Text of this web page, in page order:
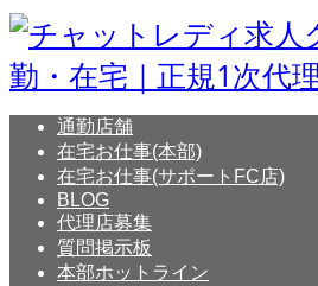
通勤店舗
在宅お仕事(本部)
在宅お仕事(サポートFC店)
BLOG
代理店募集
質問掲示板
本部ホットライン